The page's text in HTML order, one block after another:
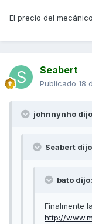
El precio del
Seabert
Publicado 18
johnnynho
Seabert
bato dijo:
Finalmente
http://